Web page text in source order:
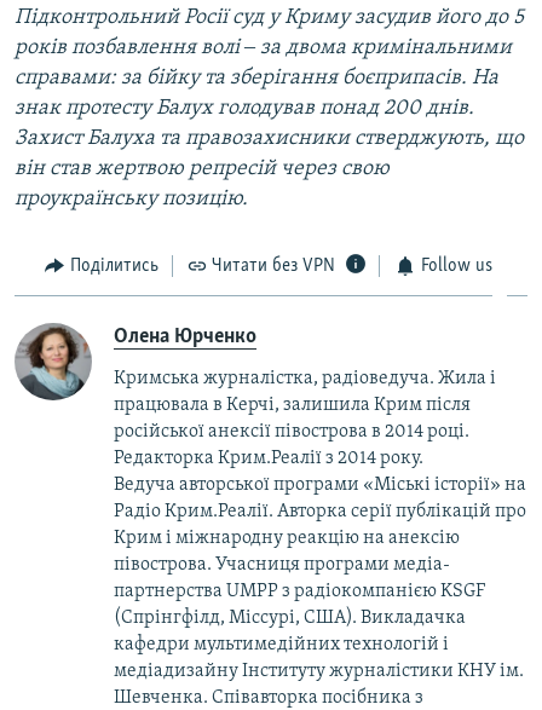
Підконтрольний Росії суд у Криму засудив його до 5
років позбавлення волі ‒ за двома кримінальними
справами: за бійку та зберігання боєприпасів. На
знак протесту Балух голодував понад 200 днів.
Захист Балуха та правозахисники стверджують, що
він став жертвою репресій через свою
проукраїнську позицію.
Поділитись Читати без VPN Follow us
Олена Юрченко
Кримська журналістка, радіоведуча. Жила і
працювала в Керчі, залишила Крим після
російської анексії півострова в 2014 році.
Редакторка Крим.Реалії з 2014 року.
Ведуча авторської програми «Міські історії» на
Радіо Крим.Реалії. Авторка серії публікацій про
Крим і міжнародну реакцію на анексію
півострова. Учасниця програми медіа-
партнерства UMPP з радіокомпанією KSGF
(Спрінгфілд, Міссурі, США). Викладачка
кафедри мультимедійних технологій і
медіадизайну Інституту журналістики КНУ ім.
Шевченка. Співавторка посібника з